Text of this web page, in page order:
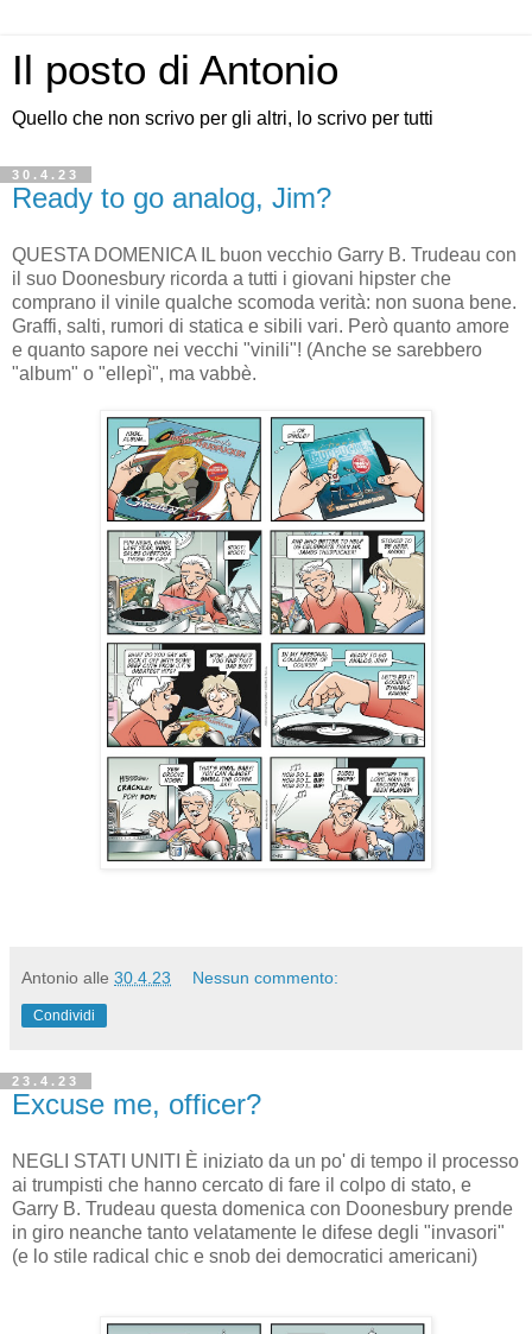
Il posto di Antonio
Quello che non scrivo per gli altri, lo scrivo per tutti
30.4.23
Ready to go analog, Jim?
QUESTA DOMENICA IL buon vecchio Garry B. Trudeau con
il suo Doonesbury ricorda a tutti i giovani hipster che
comprano il vinile qualche scomoda verità: non suona bene.
Graffi, salti, rumori di statica e sibili vari. Però quanto amore
e quanto sapore nei vecchi "vinili"! (Anche se sarebbero
"album" o "ellepì", ma vabbè.
Antonio alle 30.4.23 Nessun commento:
Condividi
23.4.23
Excuse me, officer?
NEGLI STATI UNITI È iniziato da un po' di tempo il processo
ai trumpisti che hanno cercato di fare il colpo di stato, e
Garry B. Trudeau questa domenica con Doonesbury prende
in giro neanche tanto velatamente le difese degli "invasori"
(e lo stile radical chic e snob dei democratici americani)